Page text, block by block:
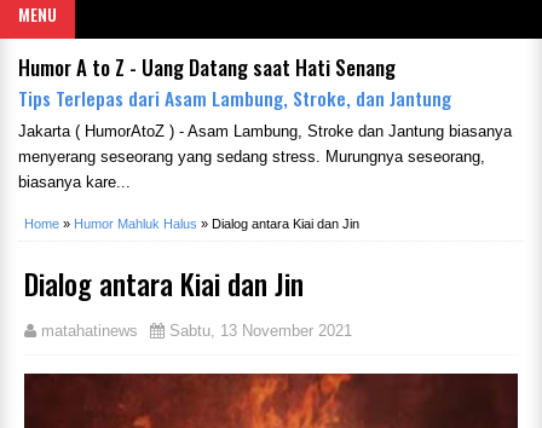
MENU
Humor A to Z - Uang Datang saat Hati Senang
Tips Terlepas dari Asam Lambung, Stroke, dan Jantung
Jakarta ( HumorAtoZ ) - Asam Lambung, Stroke dan Jantung biasanya
menyerang seseorang yang sedang stress. Murungnya seseorang,
biasanya kare...
Home » Humor Mahluk Halus » Dialog antara Kiai dan Jin
Dialog antara Kiai dan Jin
matahatinews Sabtu, 13 November 2021